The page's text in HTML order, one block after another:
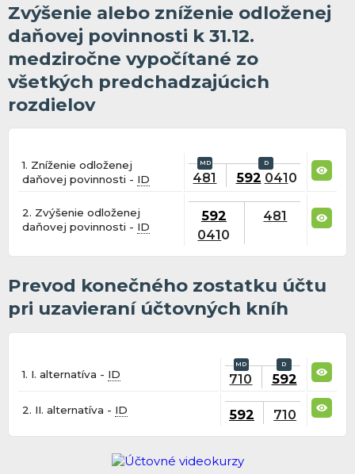
Zvýšenie alebo zníženie odloženej
daňovej povinnosti k 31.12.
medziročne vypočítané zo
všetkých predchadzajúcich
rozdielov
1. Zníženie odloženej
daňovej povinnosti - ID 481 592 0410
2. Zvýšenie odloženej
daňovej povinnosti - ID
592
0410
481
Prevod konečného zostatku účtu
pri uzavieraní účtovných kníh
1. I. alternatíva - ID 710 592
2. II. alternatíva - ID 592 710